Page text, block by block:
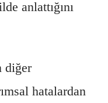
anlattığını
diğer
hatalardan